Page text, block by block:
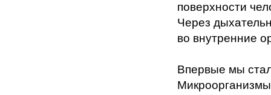
поверхности
Через
во внутренние
Впервые мы